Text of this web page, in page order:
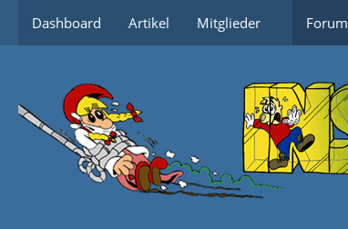
Dashboard Artikel Mitglieder Forum